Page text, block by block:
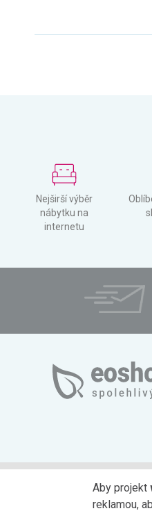
Nejširší výběr
nábytku na
internetu
Aby projekt
reklamou,